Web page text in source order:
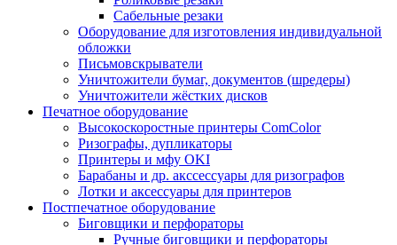
Сабельные резаки
Оборудование для изготовления индивидуальной
обложки
Письмовскрыватели
Уничтожители бумаг, документов (шредеры)
Уничтожители жёстких дисков
Печатное оборудование
Высокоскоростные принтеры ComColor
Ризографы, дупликаторы
Принтеры и мфу OKI
Барабаны и др. акссессуары для ризографов
Лотки и аксессуары для принтеров
Постпечатное оборудование
Биговщики и перфораторы
Ручные биговщики и перфораторы